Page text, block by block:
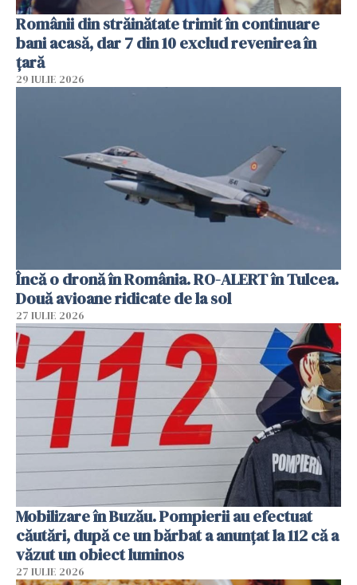
Românii din străinătate trimit în continuare
bani acasă, dar 7 din 10 exclud revenirea în
țară
29 IULIE 2026
Încă o dronă în România. RO-ALERT în Tulcea.
Două avioane ridicate de la sol
27 IULIE 2026
Mobilizare în Buzău. Pompierii au efectuat
căutări, după ce un bărbat a anunțat la 112 că a
văzut un obiect luminos
27 IULIE 2026